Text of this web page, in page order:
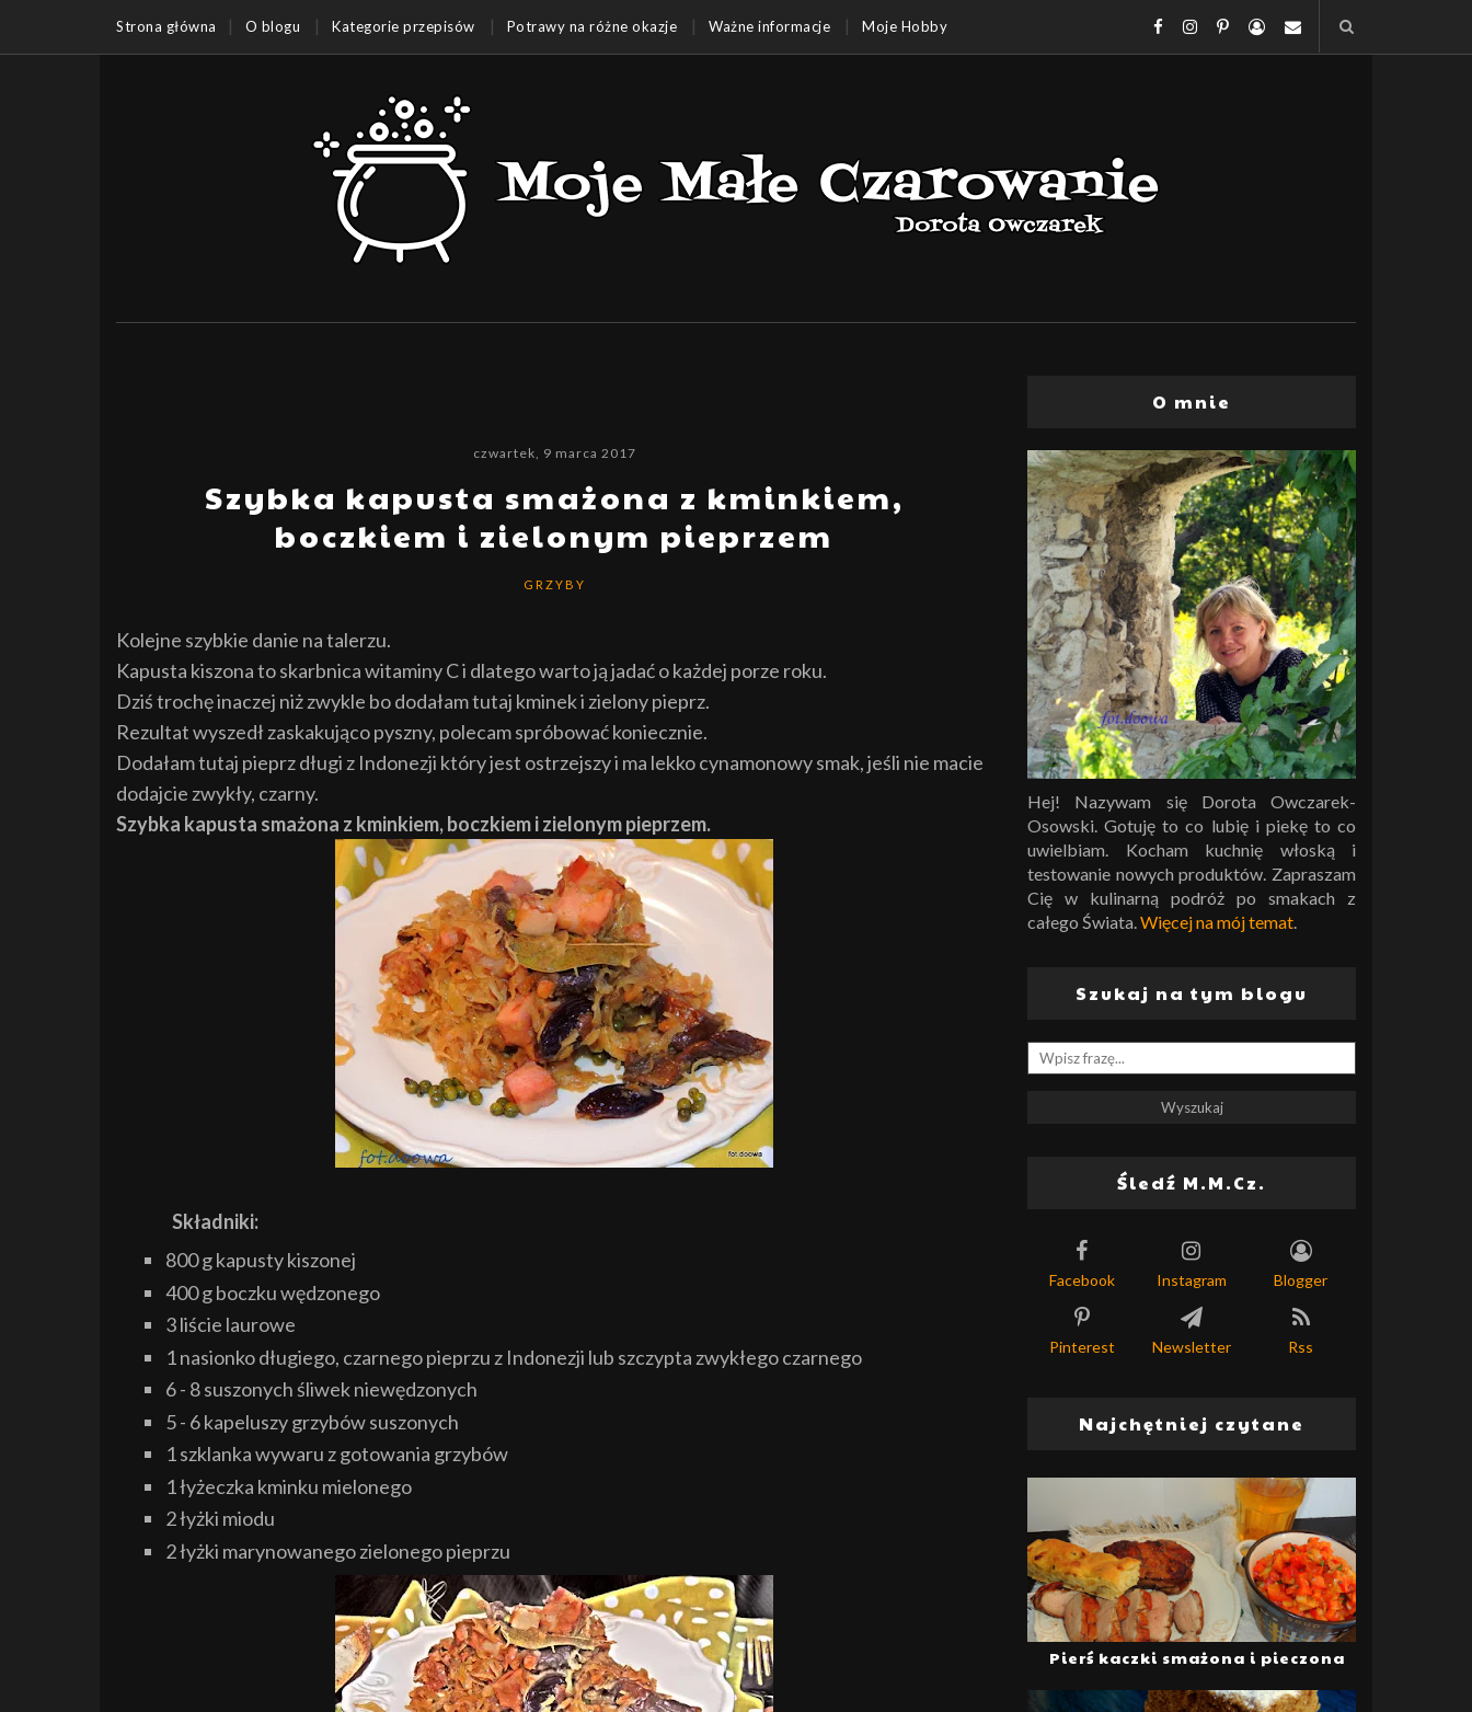
Strona główna O blogu Kategorie przepisów Potrawy na różne okazje Ważne informacje Moje Hobby
czwartek, 9 marca 2017
Szybka kapusta smażona z kminkiem,
boczkiem i zielonym pieprzem
GRZYBY
Kolejne szybkie danie na talerzu.
Kapusta kiszona to skarbnica witaminy C i dlatego warto ją jadać o każdej porze roku.
Dziś trochę inaczej niż zwykle bo dodałam tutaj kminek i zielony pieprz.
Rezultat wyszedł zaskakująco pyszny, polecam spróbować koniecznie.
Dodałam tutaj pieprz długi z Indonezji który jest ostrzejszy i ma lekko cynamonowy smak, jeśli nie macie
dodajcie zwykły, czarny.
Szybka kapusta smażona z kminkiem, boczkiem i zielonym pieprzem.
Składniki:
800 g kapusty kiszonej
400 g boczku wędzonego
3 liście laurowe
1 nasionko długiego, czarnego pieprzu z Indonezji lub szczypta zwykłego czarnego
6 - 8 suszonych śliwek niewędzonych
5 - 6 kapeluszy grzybów suszonych
1 szklanka wywaru z gotowania grzybów
1 łyżeczka kminku mielonego
2 łyżki miodu
2 łyżki marynowanego zielonego pieprzu
O mnie
Hej! Nazywam się Dorota Owczarek-
Osowski. Gotuję to co lubię i piekę to co
uwielbiam. Kocham kuchnię włoską i
testowanie nowych produktów. Zapraszam
Cię w kulinarną podróż po smakach z
całego Świata.Więcej na mój temat.
Szukaj na tym blogu
Śledź M.M.Cz.
Facebook Instagram Blogger
Pinterest Newsletter Rss
Najchętniej czytane
Pierś kaczki smażona i pieczona